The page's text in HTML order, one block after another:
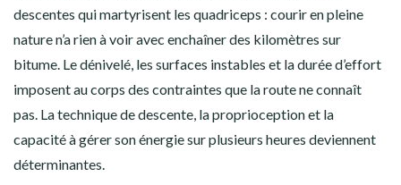
descentes qui martyrisent les quadriceps : courir en pleine
nature n’a rien à voir avec enchaîner des kilomètres sur
bitume. Le dénivelé, les surfaces instables et la durée d’effort
imposent au corps des contraintes que la route ne connaît
pas. La technique de descente, la proprioception et la
capacité à gérer son énergie sur plusieurs heures deviennent
déterminantes.